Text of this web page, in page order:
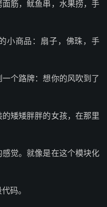
筋，鱿鱼串，水果捞，手
小商品：扇子，佛珠，手
个路牌：想你的风吹到了
矮矮胖胖的女孩，在那里
觉。就像是在这个模块化
码。